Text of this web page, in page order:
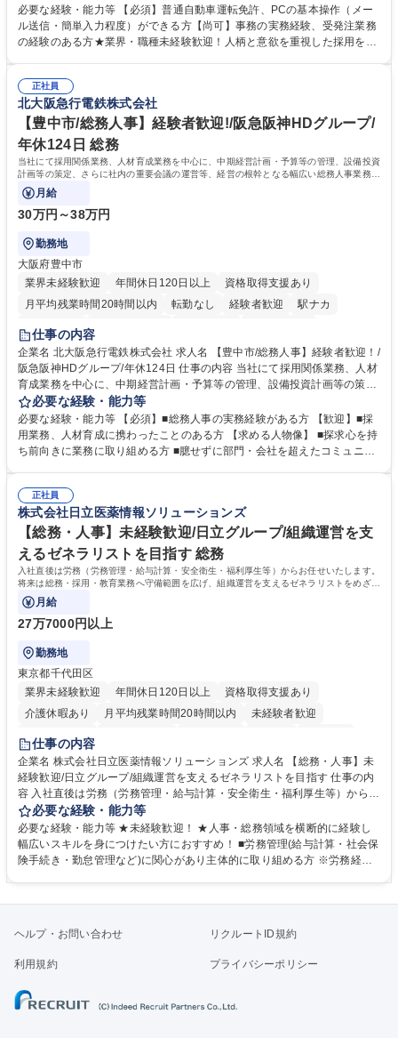
か、電話・メール対応等の事務業務を担当します。 ■受注・発注業務：FA
Xによる注文対応、Web発注データのプリントアウト、各仕入先・協力会
社への発注および加工依頼等 ■納品書・請求書の作成および発送手配 ■商
当社の指定する業務 募集職種 東京都品川区【営業アシスタント】未経験O
K◆受発注・事務◆年間休日130日
必要な経験・能力等 【必須】普通自動車運転免許、PCの基本操作（メー
ル送信・簡単入力程度）ができる方【尚可】事務の実務経験、受発注業務
の経験のある方★業界・職種未経験歓迎！人柄と意欲を重視した採用を行
変化に臨機応変かつ柔軟に対応できる方、約束を守り正確に作業を進めら
れる方を求めています。高度なPCスキルや関数知識は一切不要です。丁
寧な指導体制が整っているため、安心してお仕事をスタートしていただけ
ます。 学歴・資格 学歴：大学院 大学 高専 短大 専修学校 高校 語学力：
資格：
正社員
北大阪急行電鉄株式会社
【豊中市/総務人事】経験者歓迎!/阪急阪神HDグループ/
年休124日 総務
当社にて採用関係業務、人材育成業務を中心に、中期経営計画・予算等の管理、設備投資
計画等の策定、さらに社内の重要会議の運営等、経営の根幹となる幅広い総務人事業務全
般を担当していただきます。
月給
30万円～38万円
勤務地
大阪府豊中市
業界未経験歓迎
年間休日120日以上
資格取得支援あり
月平均残業時間20時間以内
転勤なし 経験者歓迎
駅ナカ
退職金あり
土日祝休み
服装自由 昼食補助あり 食事補助あり
仕事の内容
企業名 北大阪急行電鉄株式会社 求人名 【豊中市/総務人事】経験者歓迎！/
阪急阪神HDグループ/年休124日 仕事の内容 当社にて採用関係業務、人材
育成業務を中心に、中期経営計画・予算等の管理、設備投資計画等の策
定、さらに社内の重要会議の運営等、経営の根幹となる幅広い総務人事業
務全般を担当していただきます。 【主な業務内容】 ■採用関係業務および
人材育成(社員研修)業務の推進 ■中期経営計画および予算等の管理 ■設備
投資計画等の策定 ■社内の重要会議の運営 ■その他総務人事業務全般 【入
務人事】経験者歓迎！/阪急阪神HDグループ/年休124日
必要な経験・能力等
必要な経験・能力等 【必須】■総務人事の実務経験がある方 【歓迎】■採
用業務、人材育成に携わったことのある方 【求める人物像】 ■探求心を持
ち前向きに業務に取り組める方 ■臆せずに部門・会社を超えたコミュニケ
囲のメンバーと協調しつつ主体性を持って能動的に業務を推進できる方 学
歴・資格 学歴：大学院 大学 高専 短大 専修学校 高校 語学力： 資格：
正社員
株式会社日立医薬情報ソリューションズ
【総務・人事】未経験歓迎/日立グループ/組織運営を支
えるゼネラリストを目指す 総務
入社直後は労務（労務管理・給与計算・安全衛生・福利厚生等）からお任せいたします。
将来は総務・採用・教育業務へ守備範囲を広げ、組織運営を支えるゼネラリストをめざせ
ます。
月給
27万7000円以上
勤務地
東京都千代田区
業界未経験歓迎
年間休日120日以上
資格取得支援あり
介護休暇あり
月平均残業時間20時間以内
未経験者歓迎
住宅手当あり
育休あり
完全週休2日制 交通費支給 土日祝休み 寮・社宅あり
仕事の内容
企業名 株式会社日立医薬情報ソリューションズ 求人名 【総務・人事】未
経験歓迎/日立グループ/組織運営を支えるゼネラリストを目指す 仕事の内
容 入社直後は労務（労務管理・給与計算・安全衛生・福利厚生等）からお
任せいたします。将来は総務・採用・教育業務へ守備範囲を広げ、組織運
営を支えるゼネラリストをめざせます。 ・初期業務：労働時間管理、給与
計算、社会保険対応、福利厚生管理、安全衛生、健康経営推進等をお任せ
します。ご経験に応じて、休職者管理など、幅広く経験を積んでいただき
幅広く経験を積みたい意欲がある方に最適な環境です。 募集職種 【総
指す
必要な経験・能力等
必要な経験・能力等 ★未経験歓迎！ ★人事・総務領域を横断的に経験し
幅広いスキルを身につけたい方におすすめ！ ■労務管理(給与計算・社会保
険手続き・勤怠管理など)に関心があり主体的に取り組める方 ※労務経験
専修学校 高校 語学力： 資格：
ヘルプ・お問い合わせ リクルートID規約
利用規約 プライバシーポリシー